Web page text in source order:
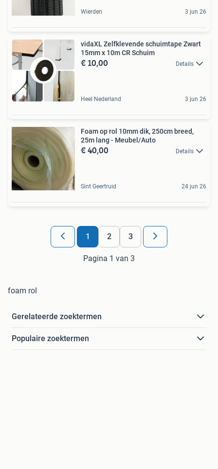
Wierden 3 jun 26
vidaXL Zelfklevende schuimtape Zwart
15mm x 10m CR Schuim
€ 10,00 Details
Heel Nederland 3 jun 26
Foam op rol 10mm dik, 250cm breed,
25m lang - Meubel/Auto
€ 40,00 Details
Sint Geertruid 24 jun 26
1 2 3
Pagina 1 van 3
foam rol
Gerelateerde zoektermen
Populaire zoektermen